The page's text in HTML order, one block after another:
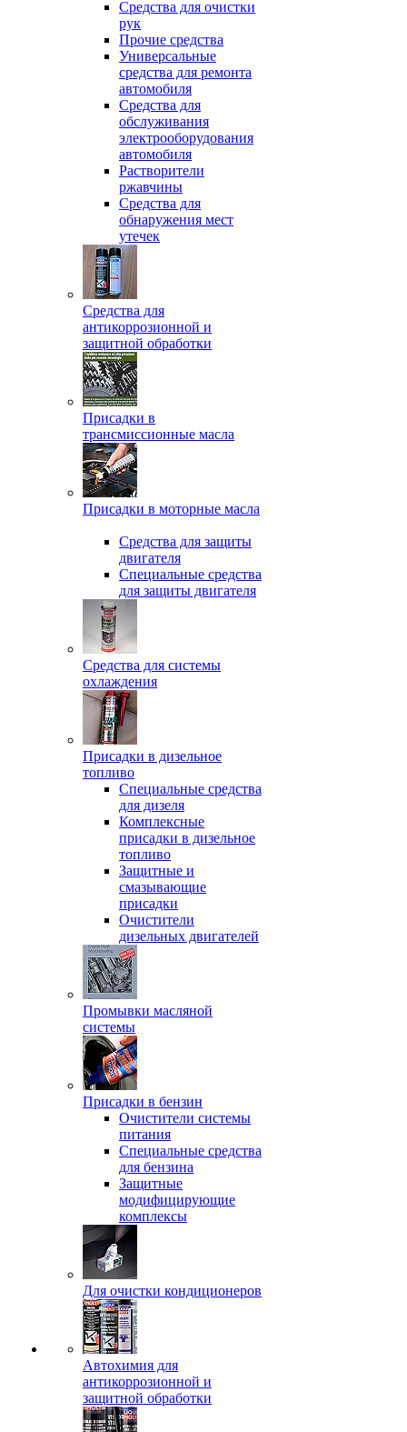
Средства для очистки
рук
Прочие средства
Универсальные
средства для ремонта
автомобиля
Средства для
обслуживания
электрооборудования
автомобиля
Растворители
ржавчины
Средства для
обнаружения мест
утечек
Средства для
антикоррозионной и
защитной обработки
Присадки в
трансмиссионные масла
Присадки в моторные масла
Средства для защиты
двигателя
Специальныe средства
для защиты двигателя
Средства для системы
охлаждения
Присадки в дизельное
топливо
Спeциальные средства
для дизеля
Комплексные
присадки в дизельное
топливо
Защитные и
смазывающие
присадки
Очистители
дизельных двигателей
Промывки масляной
системы
Присадки в бензин
Очистители системы
питания
Специальные срeдства
для бензина
Защитные
модифицирующие
комплексы
Для очистки кондиционеров
Автохимия для
антикоррозионной и
защитной обработки